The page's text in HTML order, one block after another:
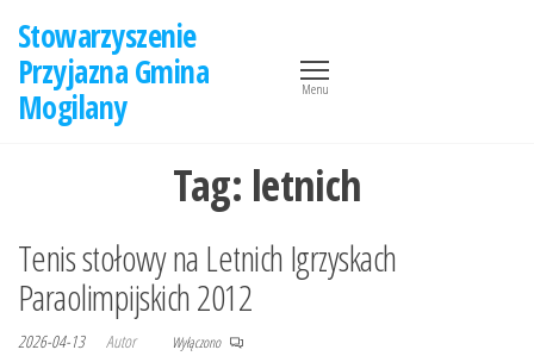
treści
Stowarzyszenie
Przyjazna Gmina
Mogilany
Menu
Tag: letnich
Tenis stołowy na Letnich Igrzyskach
Paraolimpijskich 2012
2026-04-13 Autor Wyłączono